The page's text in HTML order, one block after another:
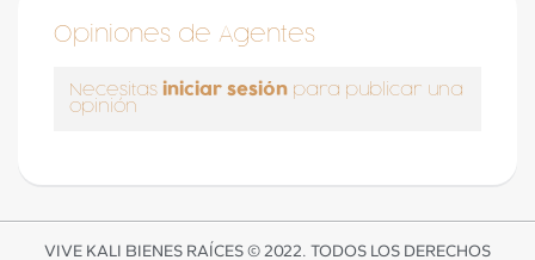
Opiniones de Agentes
Necesitas iniciar sesión para publicar una
opinión
VIVE KALI BIENES RAÍCES © 2022. TODOS LOS DERECHOS